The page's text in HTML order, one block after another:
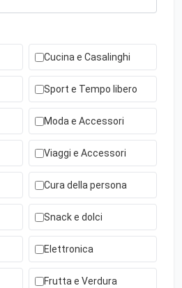
Cucina e Casalinghi
Sport e Tempo libero
Moda e Accessori
Viaggi e Accessori
Cura della persona
Snack e dolci
Elettronica
Frutta e Verdura